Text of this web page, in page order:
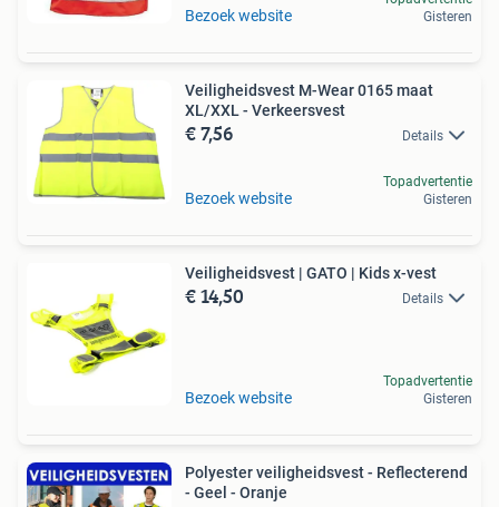
Bezoek website
Gisteren
Veiligheidsvest M-Wear 0165 maat
XL/XXL - Verkeersvest
€ 7,56 Details
Bezoek website
Topadvertentie
Gisteren
Veiligheidsvest | GATO | Kids x-vest
€ 14,50 Details
Bezoek website
Topadvertentie
Gisteren
Polyester veiligheidsvest - Reflecterend
- Geel - Oranje